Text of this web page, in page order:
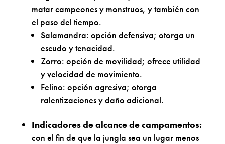
matar campeones y monstruos, y también con
el paso del tiempo.
Salamandra: opción defensiva; otorga un
escudo y tenacidad.
Zorro: opción de movilidad; ofrece utilidad
y velocidad de movimiento.
Felino: opción agresiva; otorga
ralentizaciones y daño adicional.
Indicadores de alcance de campamentos:
con el fin de que la jungla sea un lugar menos